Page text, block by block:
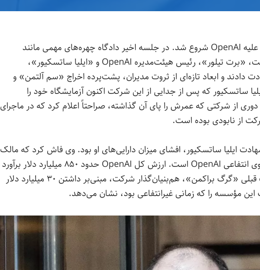
هفته سوم از دادگاه «ایلان ماسک» علیه OpenAI شروع شد. در جلسه اخیر دادگاه چهره‌های مهمی مانند
«ساتیا نادلا»، مدیرعامل مایکروسافت، «برت تیلور»، رئیس هیئت‌مدیره OpenAI و «ایلیا ساتسکیور»،
و ابعاد تازه‌ای از ثروت مدیران، پشت‌پرده اخراج «سم آلتمن» و
ساتسکیور که پس از جدایی از این شرکت اکنون آزمایشگاه خود را
از شرکتی که عمرش را پای آن گذاشته، صراحتاً اعلام کرد که در ماجرای
از نابودی بوده است.
ایلیا ساتسکیور، افشای میزان دارایی‌های او بود. وی فاش کرد که مالک
سهمی به ارزش ۷ میلیارد دلار در بازوی انتفاعی OpenAI است. ارزش کل OpenAI حدود ۸۵۰ میلیارد دلار برآورد
می‌شود. این افشاگری در کنار اعتراف قبلی «گرگ براکمن»، هم‌بنیان‌گذار شرکت، مبنی‌بر داشتن ۳۰ میلیارد دلار
این مؤسسه را که زمانی غیرانتفاعی بود، نشان می‌دهد.